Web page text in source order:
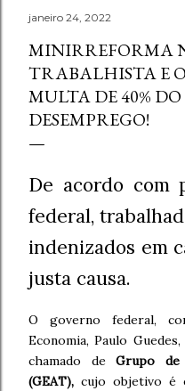
janeiro 24, 2022
MINIRREFORMA
TRABALHISTA E
MULTA DE 40% DO
DESEMPREGO!
De acordo com
federal,
indenizados em
justa causa.
O governo federal,
Economia, Paulo
chamado deGrupo
(GEAT), cujo objetivo é